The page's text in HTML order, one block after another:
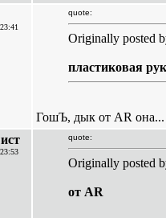
quote:
Originally posted
пластиковая
ГошЪ, дык от AR
quote:
Originally posted
от AR